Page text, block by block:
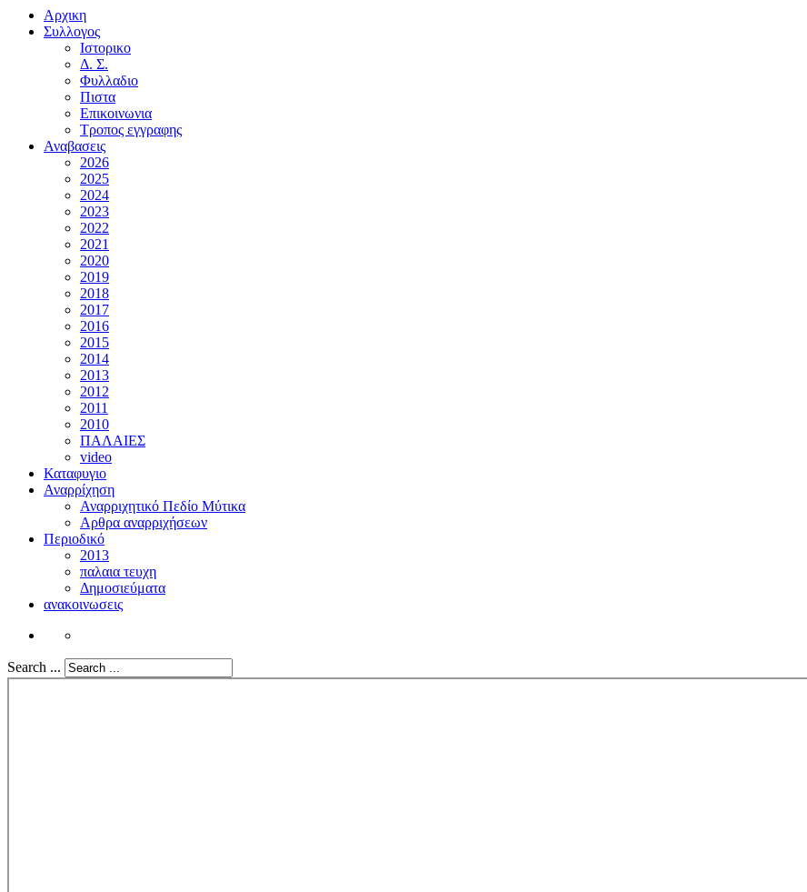
Αρχικη
Συλλογος
Ιστορικο
Δ. Σ.
Φυλλαδιο
Πιστα
Επικοινωνια
Τροπος εγγραφης
Αναβασεις
2026
2025
2024
2023
2022
2021
2020
2019
2018
2017
2016
2015
2014
2013
2012
2011
2010
ΠΑΛΑΙΕΣ
video
Καταφυγιο
Αναρρίχηση
Αναρριχητικό Πεδίο Μύτικα
Αρθρα αναρριχήσεων
Περιοδικό
2013
παλαια τευχη
Δημοσιεύματα
ανακοινωσεις
Search ...